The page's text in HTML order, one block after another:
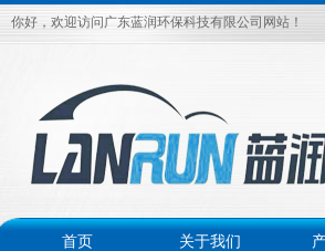
你好，欢迎访问广东蓝润环保科技有限公司网站！
首页 关于我们